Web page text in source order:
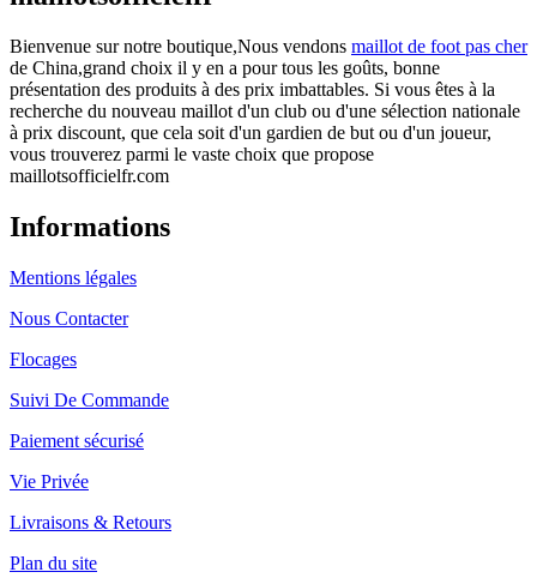
Bienvenue sur notre boutique,Nous vendons maillot de foot pas cher
de China,grand choix il y en a pour tous les goûts, bonne
présentation des produits à des prix imbattables. Si vous êtes à la
recherche du nouveau maillot d'un club ou d'une sélection nationale
à prix discount, que cela soit d'un gardien de but ou d'un joueur,
vous trouverez parmi le vaste choix que propose
maillotsofficielfr.com
Informations
Mentions légales
Nous Contacter
Flocages
Suivi De Commande
Paiement sécurisé
Vie Privée
Livraisons & Retours
Plan du site